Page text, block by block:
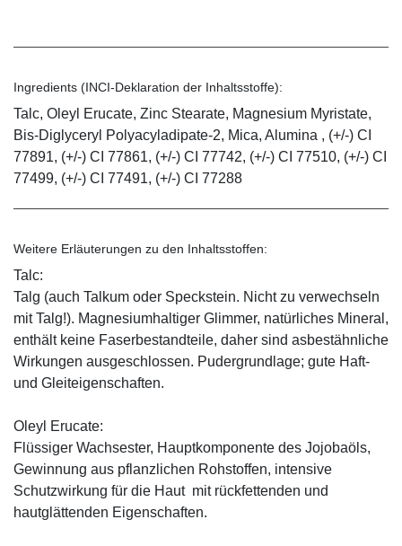
Ingredients (INCI-Deklaration der Inhaltsstoffe):
Talc, Oleyl Erucate, Zinc Stearate, Magnesium Myristate,
Bis-Diglyceryl Polyacyladipate-2, Mica, Alumina , (+/-) CI
77891, (+/-) CI 77861, (+/-) CI 77742, (+/-) CI 77510, (+/-) CI
77499, (+/-) CI 77491, (+/-) CI 77288
Weitere Erläuterungen zu den Inhaltsstoffen:
Talc:
Talg (auch Talkum oder Speckstein. Nicht zu verwechseln
mit Talg!). Magnesiumhaltiger Glimmer, natürliches Mineral,
enthält keine Faserbestandteile, daher sind asbestähnliche
Wirkungen ausgeschlossen. Pudergrundlage; gute Haft-
und Gleiteigenschaften.
Oleyl Erucate:
Flüssiger Wachsester, Hauptkomponente des Jojobaöls,
Gewinnung aus pflanzlichen Rohstoffen, intensive
Schutzwirkung für die Haut mit rückfettenden und
hautglättenden Eigenschaften.